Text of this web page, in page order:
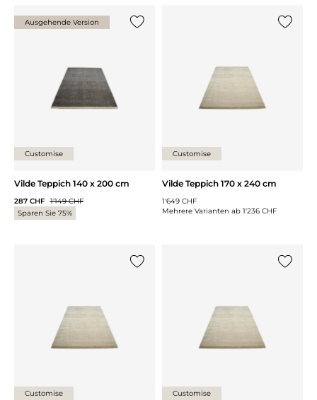
Ausgehende Version
Customise
Vilde Teppich 140 x 200 cm
287 CHF 1'149 CHF
Sparen Sie 75%
Customise
Vilde Teppich 170 x 240 cm
1'649 CHF
Mehrere Varianten ab 1'236 CHF
Customise Customise